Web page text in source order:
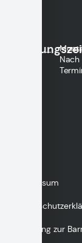
Nach
Impressum
Erklärung zur